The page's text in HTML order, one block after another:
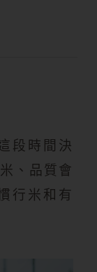
段時間決
、品質會
行米和有